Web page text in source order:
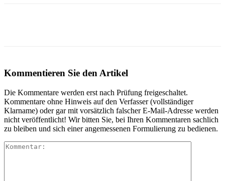
Kommentieren Sie den Artikel
Die Kommentare werden erst nach Prüfung freigeschaltet.
Kommentare ohne Hinweis auf den Verfasser (vollständiger
Klarname) oder gar mit vorsätzlich falscher E-Mail-Adresse werden
nicht veröffentlicht! Wir bitten Sie, bei Ihren Kommentaren sachlich
zu bleiben und sich einer angemessenen Formulierung zu bedienen.